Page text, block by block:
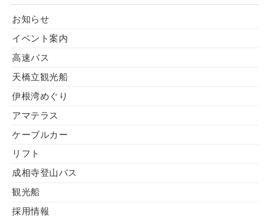
お知らせ
イベント案内
高速バス
天橋立観光船
伊根湾めぐり
アマテラス
ケーブルカー
リフト
成相寺登山バス
観光船
採用情報